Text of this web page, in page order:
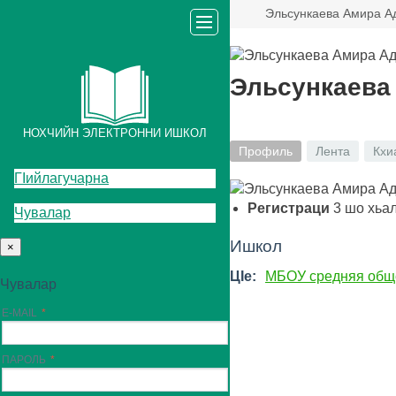
Эльсункаева Амира
НОХЧИЙН ЭЛЕКТРОННИ ИШКОЛ
ГIийлагучарна
Чувалар
×
Чувалар
E-MAIL
ПАРОЛЬ
Профиль Лента
Регистраци 3 шо
Ишкол
ЦIе: МБОУ средняя